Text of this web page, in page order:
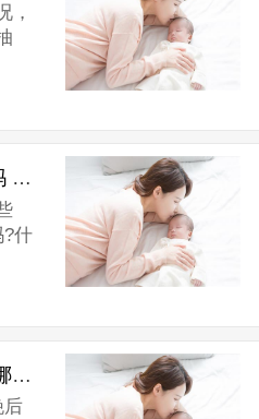
，
孕妇产胡期间可以刷牙吗 孕妇产后口腔卫生怎么解决
什
孕妇自然分娩有多疼 有哪些好处
后